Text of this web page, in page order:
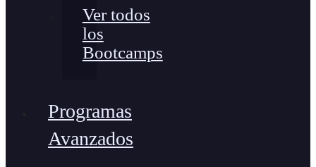
Ver todos
los
Bootcamps
Programas
Avanzados